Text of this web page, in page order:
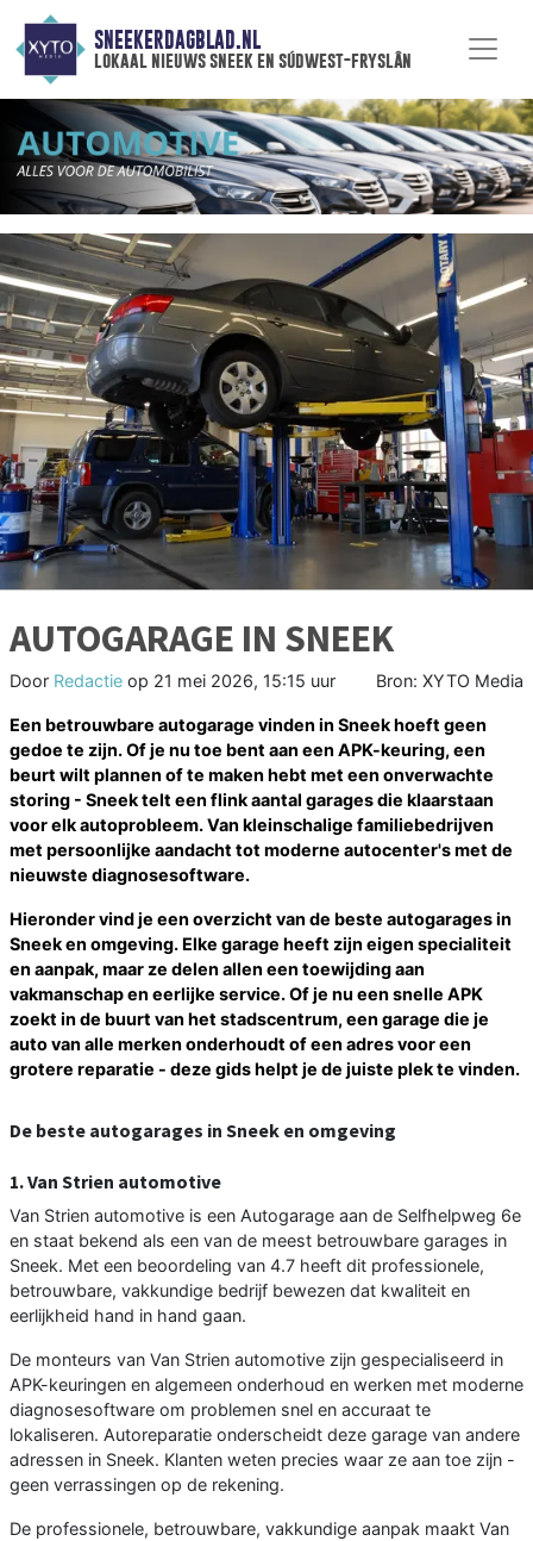
SNEEKERDAGBLAD.NL
lokaal nieuws sneek en súdwest-fryslân
AUTOGARAGE IN SNEEK
Door Redactie op 21 mei 2026, 15:15 uur Bron: XYTO Media
Een betrouwbare autogarage vinden in Sneek hoeft geen
gedoe te zijn. Of je nu toe bent aan een APK-keuring, een
beurt wilt plannen of te maken hebt met een onverwachte
storing - Sneek telt een flink aantal garages die klaarstaan
voor elk autoprobleem. Van kleinschalige familiebedrijven
met persoonlijke aandacht tot moderne autocenter's met de
nieuwste diagnosesoftware.
Hieronder vind je een overzicht van de beste autogarages in
Sneek en omgeving. Elke garage heeft zijn eigen specialiteit
en aanpak, maar ze delen allen een toewijding aan
vakmanschap en eerlijke service. Of je nu een snelle APK
zoekt in de buurt van het stadscentrum, een garage die je
auto van alle merken onderhoudt of een adres voor een
grotere reparatie - deze gids helpt je de juiste plek te vinden.
De beste autogarages in Sneek en omgeving
1. Van Strien automotive
Van Strien automotive is een Autogarage aan de Selfhelpweg 6e
en staat bekend als een van de meest betrouwbare garages in
Sneek. Met een beoordeling van 4.7 heeft dit professionele,
betrouwbare, vakkundige bedrijf bewezen dat kwaliteit en
eerlijkheid hand in hand gaan.
De monteurs van Van Strien automotive zijn gespecialiseerd in
APK-keuringen en algemeen onderhoud en werken met moderne
diagnosesoftware om problemen snel en accuraat te
lokaliseren. Autoreparatie onderscheidt deze garage van andere
adressen in Sneek. Klanten weten precies waar ze aan toe zijn -
geen verrassingen op de rekening.
De professionele, betrouwbare, vakkundige aanpak maakt Van